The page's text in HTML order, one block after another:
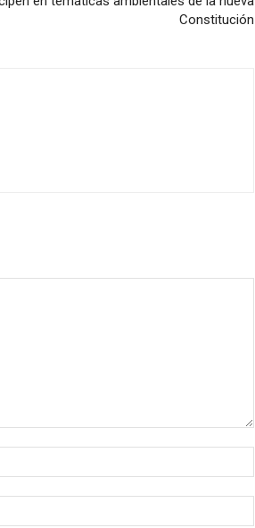
Constitución